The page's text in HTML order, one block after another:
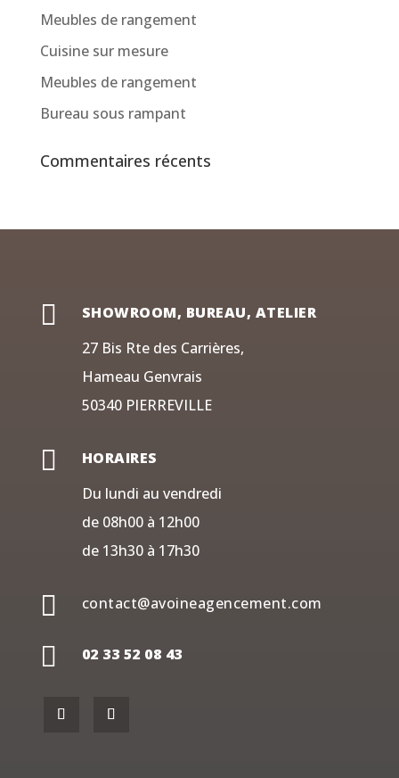
Meubles de rangement
Cuisine sur mesure
Meubles de rangement
Bureau sous rampant
Commentaires récents

SHOWROOM, BUREAU, ATELIER
27 Bis Rte des Carrières,
Hameau Genvrais
50340 PIERREVILLE

HORAIRES
Du lundi au vendredi
de 08h00 à 12h00
de 13h30 à 17h30
 contact@avoineagencement.com
 02 33 52 08 43